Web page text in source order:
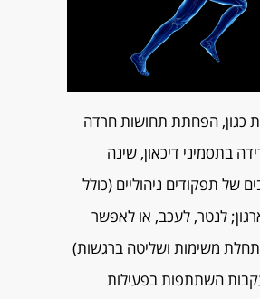
כגון, הפחתת תחושות חרדה
בתסמיני דיכאון, שינה
של תפקודים ניהוליים (כולל
לנטר, לעכב, או לאפשר
משימות ושליטה ברגשות)
השתתפות בפעילות